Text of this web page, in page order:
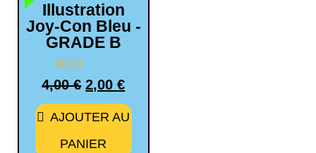
Illustration
Joy-Con Bleu -
GRADE B
Note
0
4,00€ 2,00€
AJOUTER AU
PANIER